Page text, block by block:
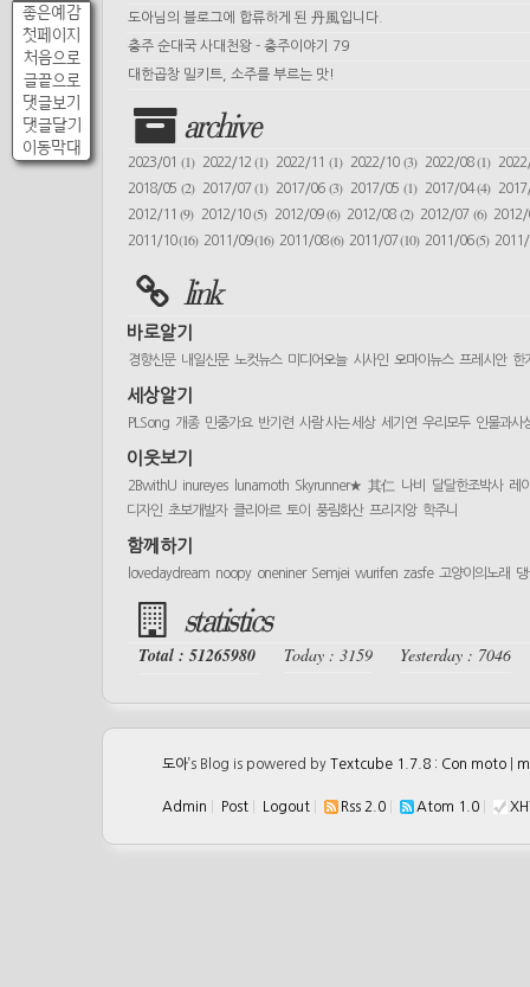
좋은예감
첫페이지
처음으로
글끝으로
댓글보기
댓글달기
이동막대
도아님의 블로그에 합류하게 된 丹風입니다.
충주 순대국 사대천왕 - 충주이야기 79
대한곱창 밀키트, 소주를 부르는 맛!
archive
2023/01 (1) 2022/12(1) 2022/11(1) 2022/10 (3) 2022/08(1)
2018/05 (2) 2017/07(1) 2017/06(3) 2017/05 (1) 2017/04(4)
2012/11(9) 2012/10(5) 2012/09(6) 2012/08 (2) 2012/07 (6)
2011/10(16) 2011/09(16) 2011/08(6) 2011/07(10) 2011/06(5)
link
바로알기
경향신문 내일신문 노컷뉴스 미디어오늘 시사인 오마이뉴스 프레시안 한
세상알기
PLSong 개종 민중가요 반기련 사람 사는 세상 세기연 우리모두 인물과사
이웃보기
2BwithU inureyes lunamoth Skyrunner★ 其仁 나비 달달한조박사 레
디자인 초보개발자 클리아르 토이 풍림화산 프리지앙 학주니
함께하기
lovedaydream noopy oneniner Semjei wurifen zasfe 고양이의노래
statistics
Total : 51265980 Today : 3159 Yesterday : 7046
도아’s Blog is powered by Textcube 1.7.8 : Con moto
Admin Post Logout Rss 2.0 Atom 1.0